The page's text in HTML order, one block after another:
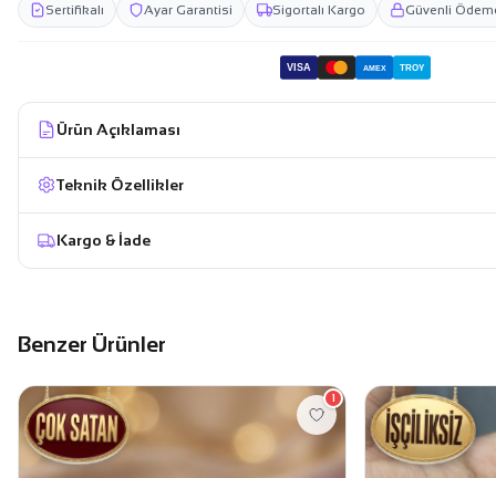
Sertifikalı Ayar Garantisi Sigortalı Kargo Güvenli
VISA AMEX TROY
Ürün Açıklaması
Teknik Özellikler
Kargo & İade
Benzer Ürünler
1